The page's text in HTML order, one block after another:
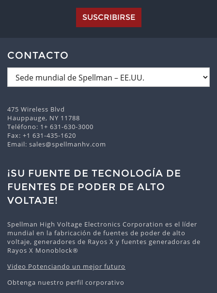
SUSCRIBIRSE
CONTACTO
475 Wireless Blvd
Hauppauge, NY 11788
Teléfono: 1+ 631-630-3000
Fax: +1 631-435-1620
Email: sales@spellmanhv.com
¡SU FUENTE DE TECNOLOGÍA DE
FUENTES DE PODER DE ALTO
VOLTAJE!
Spellman High Voltage Electronics Corporation es el líder
mundial en la fabricación de fuentes de poder de alto
voltaje, generadores de Rayos X y fuentes generadoras de
Rayos X Monoblock®
Video Potenciando un mejor futuro
Obtenga nuestro perfil corporativo